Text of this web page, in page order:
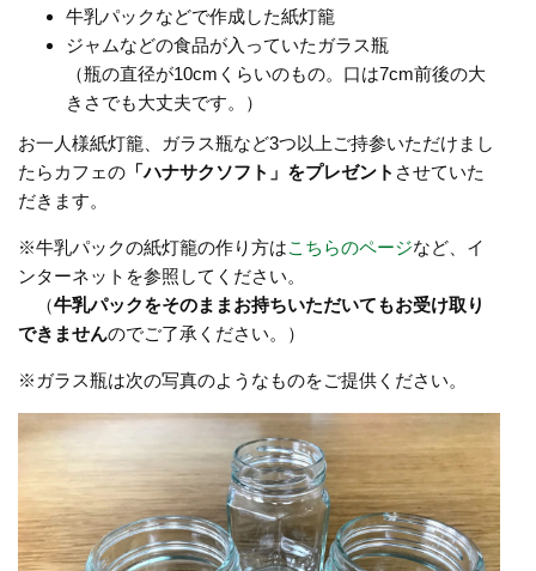
牛乳パックなどで作成した紙灯籠
ジャムなどの食品が入っていたガラス瓶
（瓶の直径が10cmくらいのもの。口は7cm前後の大
きさでも大丈夫です。）
お一人様紙灯籠、ガラス瓶など3つ以上ご持参いただけまし
たらカフェの 「ハナサクソフト」をプレゼント させていた
だきます。
※牛乳パックの紙灯籠の作り方はこちらのページなど、イ
ンターネットを参照してください。
（牛乳パックをそのままお持ちいただいてもお受け取り
できませんのでご了承ください。）
※ガラス瓶は次の写真のようなものをご提供ください。